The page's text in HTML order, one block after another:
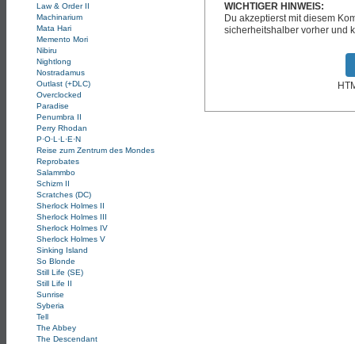
Law & Order II
Machinarium
Mata Hari
Memento Mori
Nibiru
Nightlong
Nostradamus
Outlast (+DLC)
Overclocked
Paradise
Penumbra II
Perry Rhodan
P·O·L·L·E·N
Reise zum Zentrum des Mondes
Reprobates
Salammbo
Schizm II
Scratches (DC)
Sherlock Holmes II
Sherlock Holmes III
Sherlock Holmes IV
Sherlock Holmes V
Sinking Island
So Blonde
Still Life (SE)
Still Life II
Sunrise
Syberia
Tell
The Abbey
The Descendant
WICHTIGER HINWEIS:
Du akzeptierst mit diesem
sicherheitshalber vorher und